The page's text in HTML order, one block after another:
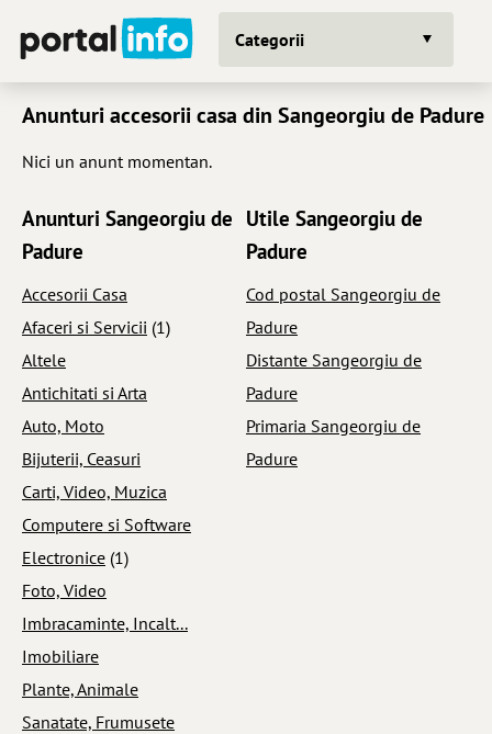
Categorii
Anunturi accesorii casa din Sangeorgiu de Padure
Nici un anunt momentan.
Anunturi Sangeorgiu de
Padure
Accesorii Casa
Afaceri si Servicii (1)
Altele
Antichitati si Arta
Auto, Moto
Bijuterii, Ceasuri
Carti, Video, Muzica
Computere si Software
Electronice (1)
Foto, Video
Imbracaminte, Incalt...
Imobiliare
Plante, Animale
Sanatate, Frumusete
Utile Sangeorgiu de
Padure
Cod postal Sangeorgiu de
Padure
Distante Sangeorgiu de
Padure
Primaria Sangeorgiu de
Padure